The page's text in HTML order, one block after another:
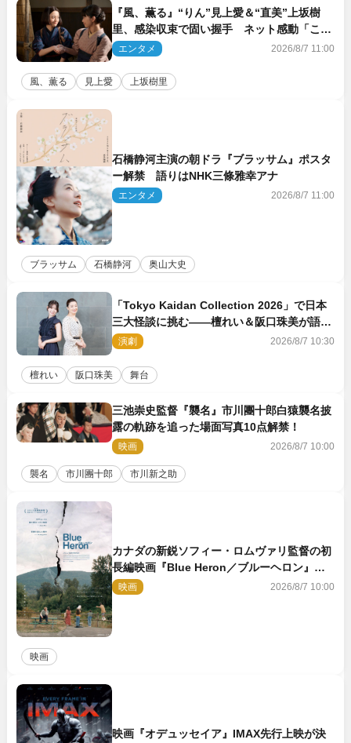
『風、薫る』“りん”見上愛＆“直美”上坂樹
里、感染収束で固い握手 ネット感動「この
バディは最強」「アツい」
エンタメ 2026/8/7 11:00
風、薫る 見上愛 上坂樹里
石橋静河主演の朝ドラ『ブラッサム』ポスタ
ー解禁 語りはNHK三條雅幸アナ
エンタメ 2026/8/7 11:00
ブラッサム 石橋静河 奥山大史
「Tokyo Kaidan Collection 2026」で日本
三大怪談に挑む――檀れい＆阪口珠美が語る
「牡丹灯籠」の新たな魅力
演劇 2026/8/7 10:30
檀れい 阪口珠美 舞台
三池崇史監督『襲名』市川團十郎白猿襲名披
露の軌跡を追った場面写真10点解禁！
映画 2026/8/7 10:00
襲名 市川團十郎 市川新之助
カナダの新鋭ソフィー・ロムヴァリ監督の初
長編映画『Blue Heron／ブルーヘロン』
10.23公開
映画 2026/8/7 10:00
映画
映画『オデュッセイア』IMAX先行上映が決